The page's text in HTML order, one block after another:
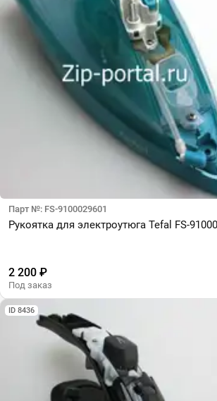
Парт №: FS-9100029601
Рукоятка для электроутюга Tefal FS-
2 200 ₽
Под заказ
ID 8436